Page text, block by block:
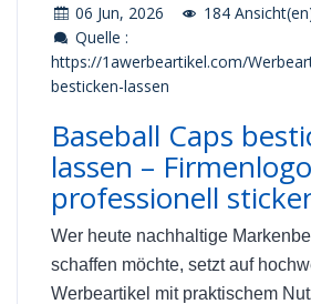
06 Jun, 2026
184
Quelle :
https://1awerbeartikel.com/
besticken-lassen
Baseball Caps
lassen – Firmenlogo
professionell
Wer heute nachhaltige
schaffen möchte, setzt auf
Werbeartikel mit praktischem